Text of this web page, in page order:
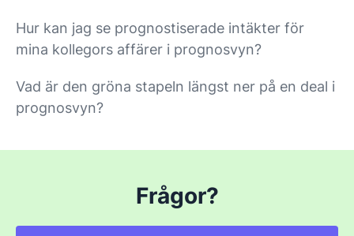
Hur kan jag se prognostiserade intäkter för
mina kollegors affärer i prognosvyn?
Vad är den gröna stapeln längst ner på en deal i
prognosvyn?
Frågor?